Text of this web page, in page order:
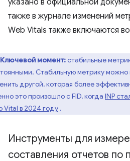
также в журнале изменений
Web Vitals также включаются
Ключевой момент:стабильные
Стабильную метрику можно
другой, которая более
это произошло с FID, когда INP
Vital в 2024 году .
Инструменты для
составления отчетов по